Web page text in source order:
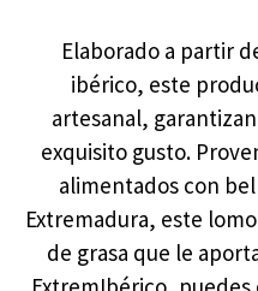
Elaborado a partir
ibérico, este
artesanal,
exquisito gusto.
alimentados con
Extremadura, este
de grasa que le